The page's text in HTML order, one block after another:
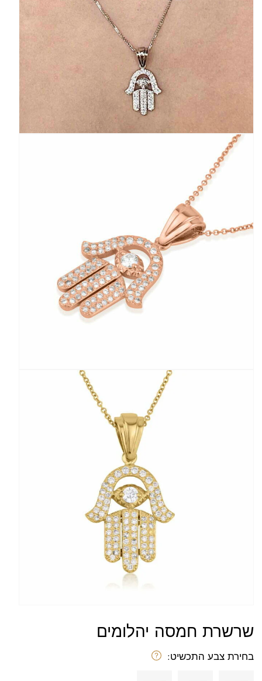
שרשרת חמסה יהלומים
בחירת צבע התכשיט: